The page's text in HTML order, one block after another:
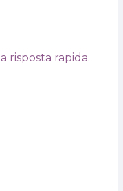
risposta rapida.